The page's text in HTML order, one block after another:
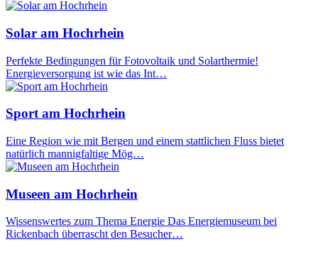
Solar am Hochrhein
Perfekte Bedingungen für Fotovoltaik und Solarthermie!
Energieversorgung ist wie das Int…
Sport am Hochrhein
Eine Region wie mit Bergen und einem stattlichen Fluss bietet
natürlich mannigfaltige Mög…
Museen am Hochrhein
Wissenswertes zum Thema Energie Das Energiemuseum bei
Rickenbach überrascht den Besucher…